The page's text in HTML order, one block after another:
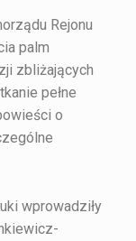
Rejonu
palm
zbliżających
pełne
o
wprowadziły